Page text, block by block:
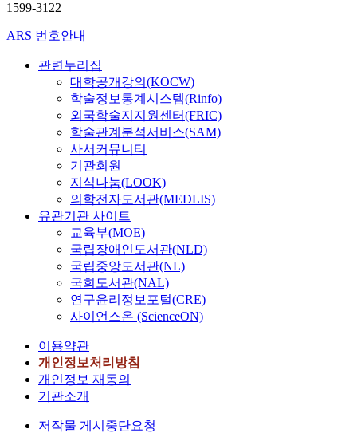
1599-3122
ARS 번호안내
관련누리집
대학공개강의(KOCW)
학술정보통계시스템(Rinfo)
외국학술지지원센터(FRIC)
학술관계분석서비스(SAM)
사서커뮤니티
기관회원
지식나눔(LOOK)
의학전자도서관(MEDLIS)
유관기관 사이트
교육부(MOE)
국립장애인도서관(NLD)
국립중앙도서관(NL)
국회도서관(NAL)
연구윤리정보포털(CRE)
사이언스온 (ScienceON)
이용약관
개인정보처리방침
개인정보 재동의
기관소개
저작물 게시중단요청